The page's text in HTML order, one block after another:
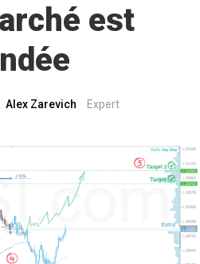
est
Alex Zarevich Expert